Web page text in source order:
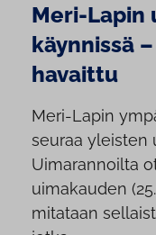
Meri-Lapin
käynnissä
havaittu
Meri-Lapin
seuraa yleisten
Uimarannoilta
uimakauden
mitataan